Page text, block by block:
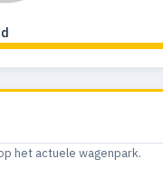
het actuele wagenpark.